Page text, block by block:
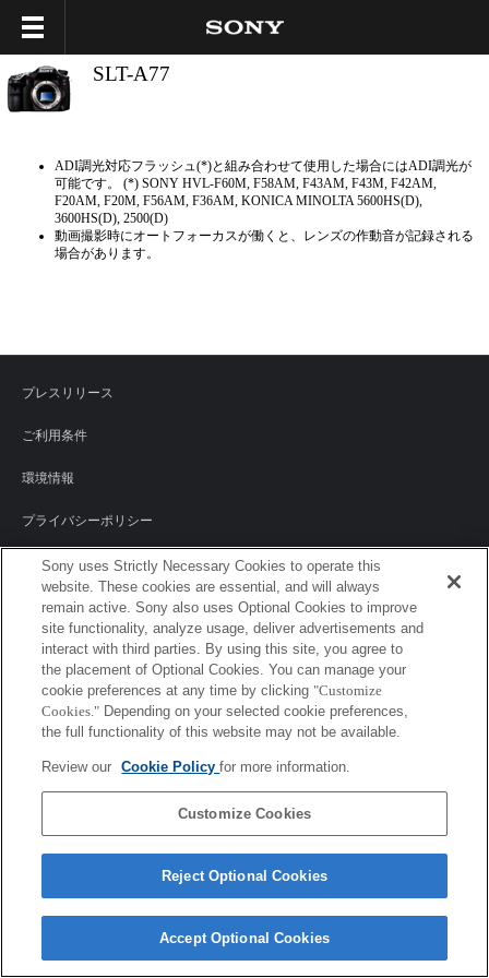
SLT-A77
ADI調光対応フラッシュ(*)と組み合わせて使用した場合にはADI調光が
可能です。 (*) SONY HVL-F60M, F58AM, F43AM, F43M, F42AM,
F20AM, F20M, F56AM, F36AM, KONICA MINOLTA 5600HS(D),
3600HS(D), 2500(D)
動画撮影時にオートフォーカスが働くと、レンズの作動音が記録される
場合があります。
プレスリリース
ご利用条件
環境情報
プライバシーポリシー
クッキーポリシー
Sony Corporation, Sony Marketing Inc.
Sony uses Strictly Necessary Cookies to operate this
website. These cookies are essential, and will always
remain active. Sony also uses Optional Cookies to improve
site functionality, analyze usage, deliver advertisements and
interact with third parties. By using this site, you agree to
the placement of Optional Cookies. You can manage your
cookie preferences at any time by clicking "Customize
Cookies." Depending on your selected cookie preferences,
the full functionality of this website may not be available.
Review our Cookie Policyfor more information.
Customize Cookies
Reject Optional Cookies
Accept Optional Cookies